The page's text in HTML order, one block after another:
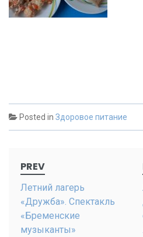
Posted in Здоровое питание
navigation
PREV
Летний лагерь
«Дружба». Спектакль
«Бременские
музыканты»